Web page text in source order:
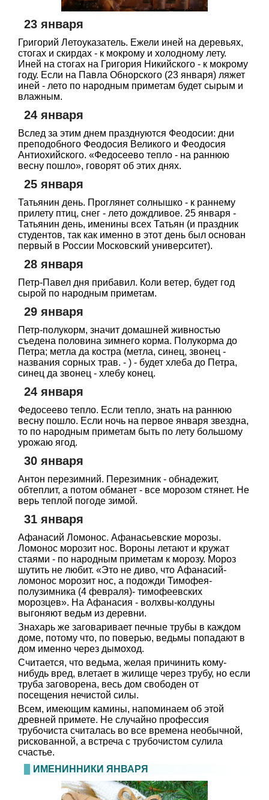
23 января
Григорий Летоуказатель. Ежели иней на деревьях,
стогах и скирдах - к мокрому и холодному лету.
Иней на стогах на Григория Никийского - к мокрому
году. Если на Павла Обнорского (23 января) ляжет
иней - лето по народным приметам будет сырым и
влажным.
24 января
Вслед за этим днем празднуются Феодосии: дни
преподобного Феодосия Великого и Феодосия
Антиохийского. «Федосеево тепло - на раннюю
весну пошло», говорят об этих днях.
25 января
Татьянин день. Проглянет солнышко - к раннему
прилету птиц, снег - лето дождливое. 25 января -
Татьянин день, именины всех Татьян (и праздник
студентов, так как именно в этот день был основан
первый в России Московский университет).
28 января
Петр-Павел дня прибавил. Коли ветер, будет год
сырой по народным приметам.
29 января
Петр-полукорм, значит домашней живностью
съедена половина зимнего корма. Полукорма до
Петра; метла да костра (метла, синец, звонец -
названия сорных трав. - ) - будет хлеба до Петра,
синец да звонец - хлебу конец.
24 января
Федосеево тепло. Если тепло, знать на раннюю
весну пошло. Если ночь на первое января звездна,
то по народным приметам быть по лету большому
урожаю ягод.
30 января
Антон перезимний. Перезимник - обнадежит,
обтеплит, а потом обманет - все морозом стянет. Не
верь теплой погоде зимой.
31 января
Афанасий Ломонос. Афанасьевские морозы.
Ломонос морозит нос. Вороны летают и кружат
стаями - по народным приметам к морозу. Мороз
шутить не любит. «Это не диво, что Афанасий-
ломонос морозит нос, а подожди Тимофея-
полузимника (4 февраля)- тимофеевских
морозцев». На Афанасия - волхвы-колдуны
выгоняют ведьм из деревни.
Знахарь же заговаривает печные трубы в каждом
доме, потому что, по поверью, ведьмы попадают в
дом именно через дымоход.
Считается, что ведьма, желая причинить кому-
нибудь вред, влетает в жилище через трубу, но если
труба заговорена, весь дом свободен от
посещения нечистой силы.
Всем, имеющим камины, напоминаем об этой
древней примете. Не случайно профессия
трубочиста считалась во все времена необычной,
рискованной, а встреча с трубочистом сулила
счастье.
ИМЕНИННИКИ ЯНВАРЯ